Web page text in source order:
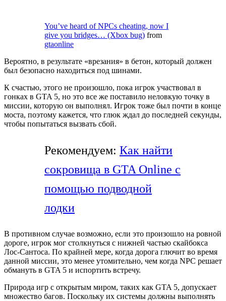
You’ve heard of NPCs cheating, now I
give you bridges… (Xbox bug) from
gtaonline
Вероятно, в результате «врезания» в бетон, который должен
был безопасно находиться под шинами.
К счастью, этого не произошло, пока игрок участвовал в
гонках в GTA 5, но это все же поставило неловкую точку в
миссии, которую он выполнял. Игрок тоже был почти в конце
моста, поэтому кажется, что глюк ждал до последней секунды,
чтобы попытаться вызвать сбой.
Рекомендуем: Как найти
сокровища в GTA Online с
помощью подводной
лодки
В противном случае возможно, если это произошло на ровной
дороге, игрок мог столкнуться с нижней частью скайбокса
Лос-Сантоса. По крайней мере, когда дорога глючит во время
данной миссии, это менее утомительно, чем когда NPC решает
обмануть в GTA 5 и испортить встречу.
Природа игр с открытым миром, таких как GTA 5, допускает
множество багов. Поскольку их системы должны выполнять